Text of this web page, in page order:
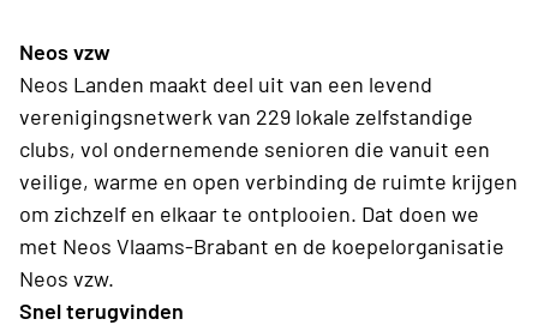
Neos vzw
Neos Landen maakt deel uit van een levend
verenigingsnetwerk van 229 lokale zelfstandige
clubs, vol ondernemende senioren die vanuit een
veilige, warme en open verbinding de ruimte krijgen
om zichzelf en elkaar te ontplooien. Dat doen we
met Neos Vlaams-Brabant en de koepelorganisatie
Neos vzw.
Snel terugvinden